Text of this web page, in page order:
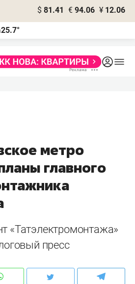
$ 81.41 € 94.06 ¥ 12.06
25.7°
метро
главного
«Татэлектромонтажа»
пресс